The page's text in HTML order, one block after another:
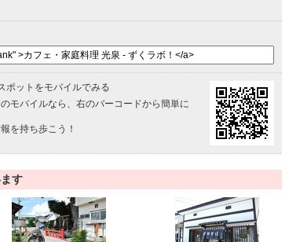
ポットをモバイルでみる
モバイルなら、右のバーコードから簡単に
を持ち歩こう！
す